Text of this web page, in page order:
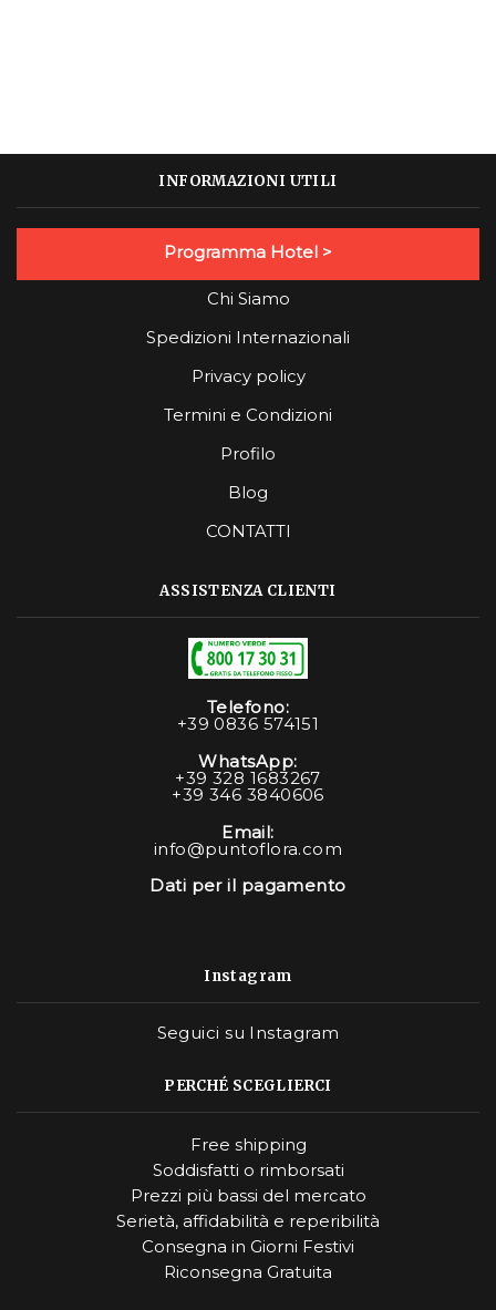
INFORMAZIONI UTILI
Programma Hotel >
Chi Siamo
Spedizioni Internazionali
Privacy policy
Termini e Condizioni
Profilo
Blog
CONTATTI
ASSISTENZA CLIENTI
Telefono:
+39 0836 574151
WhatsApp:
+39 328 1683267
+39 346 3840606
Email:
info@puntoflora.com
Dati per il pagamento
Instagram
Seguici su Instagram
PERCHÉ SCEGLIERCI
Free shipping
Soddisfatti o rimborsati
Prezzi più bassi del mercato
Serietà, affidabilità e reperibilità
Consegna in Giorni Festivi
Riconsegna Gratuita